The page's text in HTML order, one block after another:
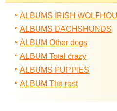
ALBUMS IRISH
ALBUMS DACHSHUNDS
ALBUM Other dogs
ALBUM Total crazy
ALBUMS PUPPIES
ALBUM The rest